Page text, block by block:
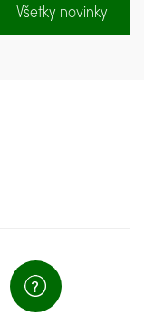
Všetky novinky